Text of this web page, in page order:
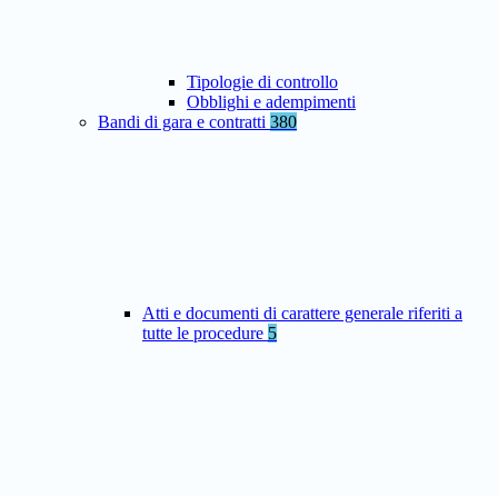
Tipologie di controllo
Obblighi e adempimenti
Bandi di gara e contratti 380
Atti e documenti di carattere generale riferiti a
tutte le procedure 5